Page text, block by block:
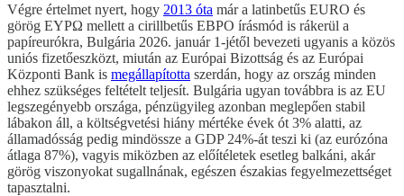
Végre értelmet nyert, hogy 2013 óta már a latinbetűs EURO és
görög ΕΥΡΩ mellett a cirillbetűs EBPO írásmód is rákerül a
papíreurókra, Bulgária 2026. január 1-jétől bevezeti ugyanis a közös
uniós fizetőeszközt, miután az Európai Bizottság és az Európai
Központi Bank is megállapította szerdán, hogy az ország minden
ehhez szükséges feltételt teljesít. Bulgária ugyan továbbra is az EU
legszegényebb országa, pénzügyileg azonban meglepően stabil
lábakon áll, a költségvetési hiány mértéke évek ót 3% alatti, az
államadósság pedig mindössze a GDP 24%-át teszi ki (az eurózóna
átlaga 87%), vagyis miközben az előítéletek esetleg balkáni, akár
görög viszonyokat sugallnának, egészen északias fegyelmezettséget
tapasztalni.